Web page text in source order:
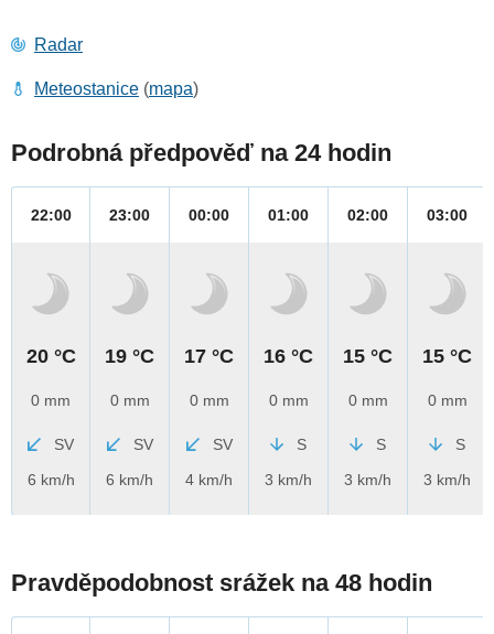
Radar
Meteostanice (mapa)
Podrobná předpověď na 24 hodin
22:00
20 °C
0 mm
SV
6 km/h
23:00
19 °C
0 mm
SV
6 km/h
00:00
17 °C
0 mm
SV
4 km/h
01:00
16 °C
0 mm
S
3 km/h
02:00
15 °C
0 mm
S
3 km/h
03:00
15 °C
0 mm
S
3 km/h
Pravděpodobnost srážek na 48 hodin